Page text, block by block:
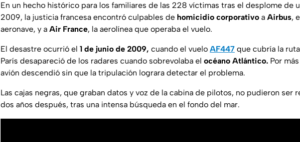
En un hecho histórico para los familiares de las 228 víctimas tras el desplome de
2009, la justicia francesa encontró culpables de homicidio corporativo a Airbus,
aeronave, y a Air France, la aerolínea que operaba el vuelo.
El desastre ocurrió el 1 de junio de 2009, cuando el vuelo AF447 que cubría la
París desapareció de los radares cuando sobrevolaba el océano Atlántico. Por
avión descendió sin que la tripulación lograra detectar el problema.
Las cajas negras, que graban datos y voz de la cabina de pilotos, no pudieron ser
dos años después, tras una intensa búsqueda en el fondo del mar.